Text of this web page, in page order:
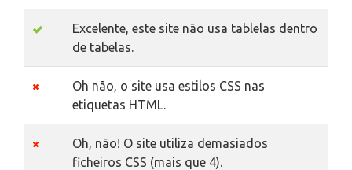
Excelente, este site não usa tablelas dentro
de tabelas.
Oh não, o site usa estilos CSS nas
etiquetas HTML.
Oh, não! O site utiliza demasiados
ficheiros CSS (mais que 4).